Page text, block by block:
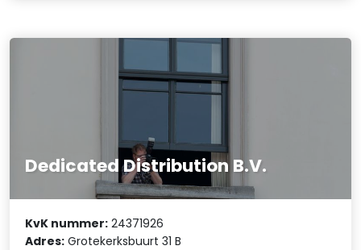
Dedicated Distribution B.V.
KvK nummer: 24371926
Adres: Grotekerksbuurt 31 B